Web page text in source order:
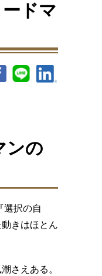
ドマ
ンの
選択の自
きはほとん
さえある。